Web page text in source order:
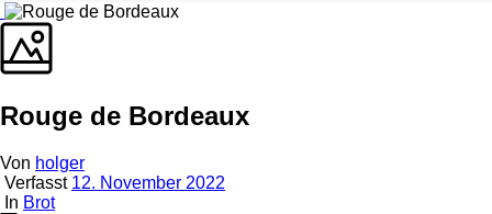
Rouge de Bordeaux
Von holger
Verfasst 12. November 2022
In Brot